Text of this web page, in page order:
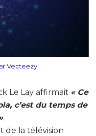
Vecteezy
Le Lay affirmait « Ce
c’est du temps de
.
de la télévision